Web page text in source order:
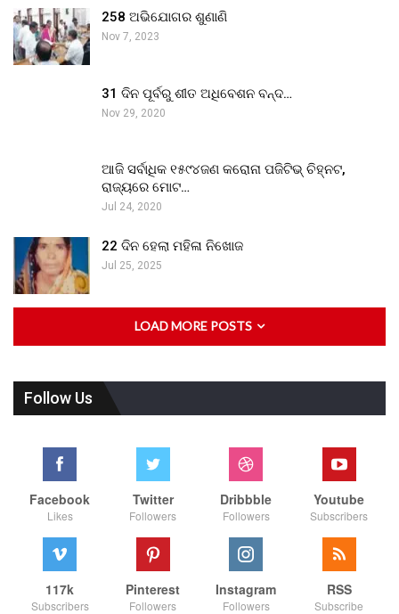
258 ଅଭିଯୋଗର ଶୁଣାଣି
Nov 7, 2023
31 ଦିନ ପୂର୍ବରୁ ଶୀତ ଅଧିବେଶନ ବନ୍ଦ…
Nov 29, 2020
ଆଜି ସର୍ବାଧିକ ୧୫୯୪ଜଣ କରୋନା ପଜିଟିଭ୍ ଚିହ୍ନଟ,
ରାଜ୍ୟରେ ମୋଟ…
Jul 24, 2020
22 ଦିନ ହେଲା ମହିଳା ନିଖୋଜ
Jul 25, 2025
LOAD MORE POSTS
Follow Us
Facebook
Likes
Twitter
Followers
Dribbble
Followers
Youtube
Subscribers
117k
Subscribers
Pinterest
Followers
Instagram
Followers
RSS
Subscribe